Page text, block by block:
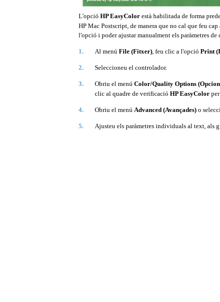
L'opció HP EasyColor està habilitada de forma
HP Mac Postscript, de manera que no cal que feu
l'opció i poder ajustar manualment els paràmetres
1. Al menú File (Fitxer), feu clic a l'opció Print
2. Seleccioneu el controlador.
3. Obriu el menú Color/Quality Options
clic al quadre de verificació HP EasyColor
4. Obriu el menú Advanced (Avançades) o
5. Ajusteu els paràmetres individuals al text, als